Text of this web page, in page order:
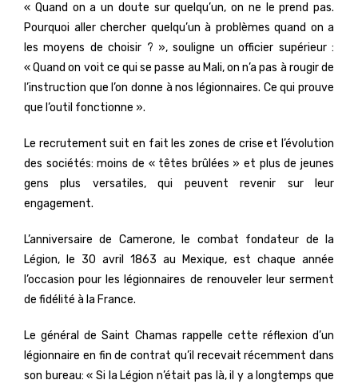
« Quand on a un doute sur quelqu’un, on ne le prend pas.
Pourquoi aller chercher quelqu’un à problèmes quand on a
les moyens de choisir ? », souligne un officier supérieur :
« Quand on voit ce qui se passe au Mali, on n’a pas à rougir de
l’instruction que l’on donne à nos légionnaires. Ce qui prouve
que l’outil fonctionne ».
Le recrutement suit en fait les zones de crise et l’évolution
des sociétés: moins de « têtes brûlées » et plus de jeunes
gens plus versatiles, qui peuvent revenir sur leur
engagement.
L’anniversaire de Camerone, le combat fondateur de la
Légion, le 30 avril 1863 au Mexique, est chaque année
l’occasion pour les légionnaires de renouveler leur serment
de fidélité à la France.
Le général de Saint Chamas rappelle cette réflexion d’un
légionnaire en fin de contrat qu’il recevait récemment dans
son bureau: « Si la Légion n’était pas là, il y a longtemps que